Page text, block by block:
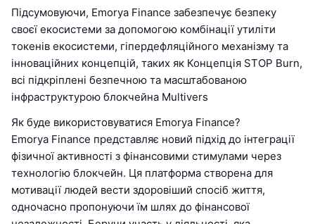
Підсумовуючи, Emorya Finance забезпечує безпеку
своєї екосистеми за допомогою комбінації утиліти
токенів екосистеми, гіпердефляційного механізму та
інноваційних концепцій, таких як Концепція STOP Burn,
всі підкріплені безпечною та масштабованою
інфраструктурою блокчейна Multivers
Як буде використовуватися Emorya Finance?
Emorya Finance представляє новий підхід до інтеграції
фізичної активності з фінансовими стимулами через
технологію блокчейн. Ця платформа створена для
мотивації людей вести здоровіший спосіб життя,
одночасно пропонуючи їм шлях до фінансової